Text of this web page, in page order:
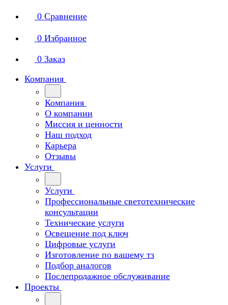
0 Сравнение
0 Избранное
0 Заказ
Компания
Компания
О компании
Миссия и ценности
Наш подход
Карьера
Отзывы
Услуги
Услуги
Профессиональные светотехнические
консультации
Технические услуги
Освещение под ключ
Цифровые услуги
Изготовление по вашему тз
Подбор аналогов
Послепродажное обслуживание
Проекты